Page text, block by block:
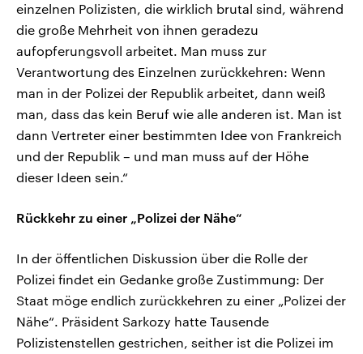
einzelnen Polizisten, die wirklich brutal sind, während
die große Mehrheit von ihnen geradezu
aufopferungsvoll arbeitet. Man muss zur
Verantwortung des Einzelnen zurückkehren: Wenn
man in der Polizei der Republik arbeitet, dann weiß
man, dass das kein Beruf wie alle anderen ist. Man ist
dann Vertreter einer bestimmten Idee von Frankreich
und der Republik – und man muss auf der Höhe
dieser Ideen sein.“
Rückkehr zu einer „Polizei der Nähe“
In der öffentlichen Diskussion über die Rolle der
Polizei findet ein Gedanke große Zustimmung: Der
Staat möge endlich zurückkehren zu einer „Polizei der
Nähe“. Präsident Sarkozy hatte Tausende
Polizistenstellen gestrichen, seither ist die Polizei im